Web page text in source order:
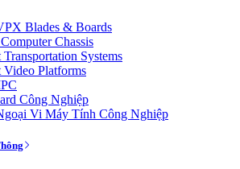
Blades & Boards
Chassis
Systems
Video Platforms
Công Nghiệp
Vi Máy Tính Công Nghiệp